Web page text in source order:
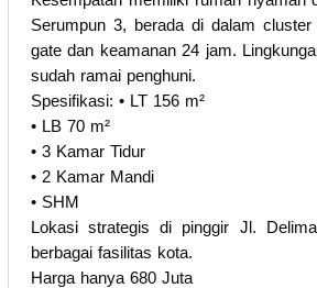
Serumpun 3, berada di dalam
gate dan keamanan 24 jam.
sudah ramai penghuni.
Spesifikasi: • LT 156 m²
• LB 70 m²
• 3 Kamar Tidur
• 2 Kamar Mandi
• SHM
Lokasi strategis di pinggir Jl.
berbagai fasilitas kota.
Harga hanya 680 Juta